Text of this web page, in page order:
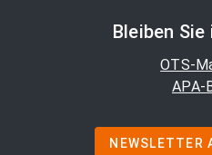
Bleiben
OTS-
APA-
NEWSLETTER